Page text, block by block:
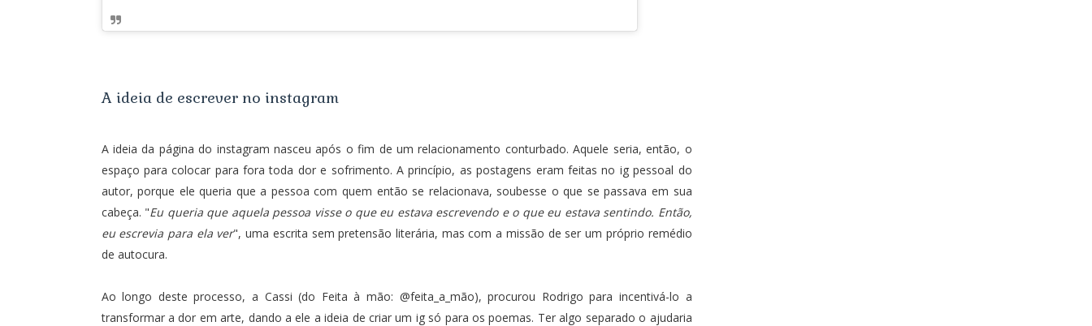
A ideia de escrever no instagram
A ideia da página do instagram nasceu após o fim de um relacionamento conturbado. Aquele seria, então, o
espaço para colocar para fora toda dor e sofrimento. A princípio, as postagens eram feitas no ig pessoal do
autor, porque ele queria que a pessoa com quem então se relacionava, soubesse o que se passava em sua
cabeça. "Eu queria que aquela pessoa visse o que eu estava escrevendo e o que eu estava sentindo. Então,
eu escrevia para ela ver", uma escrita sem pretensão literária, mas com a missão de ser um próprio remédio
de autocura.
Ao longo deste processo, a Cassi (do Feita à mão: @feita_a_mão), procurou Rodrigo para incentivá-lo a
transformar a dor em arte, dando a ele a ideia de criar um ig só para os poemas. Ter algo separado o ajudaria